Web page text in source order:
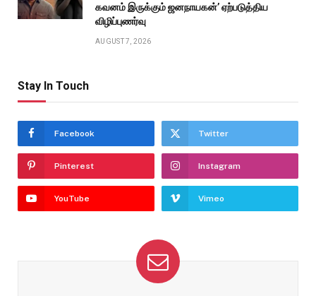
கவனம் இருக்கும் ஜனநாயகன்’ ஏற்படுத்திய
விழிப்புணர்வு
AUGUST 7, 2026
Stay In Touch
Facebook Twitter
Pinterest Instagram
YouTube Vimeo